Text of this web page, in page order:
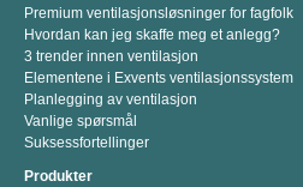
Premium ventilasjonsløsninger for fagfolk
Hvordan kan jeg skaffe meg et anlegg?
3 trender innen ventilasjon
Elementene i Exvents ventilasjonssystem
Planlegging av ventilasjon
Vanlige spørsmål
Suksessfortellinger
Produkter